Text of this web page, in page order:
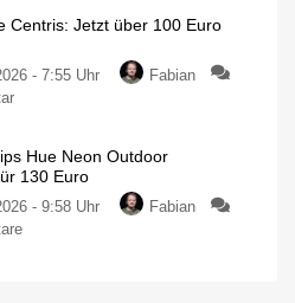
Centris: Jetzt über 100 Euro
- 7:55 Uhr
Fabian
Hue Neon Outdoor
130 Euro
- 9:58 Uhr
Fabian